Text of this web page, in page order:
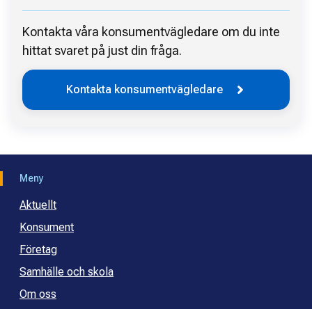
Kontakta våra konsumentvägledare om du inte
hittat svaret på just din fråga.
Kontakta konsumentvägledare
Meny
Aktuellt
Konsument
Företag
Samhälle och skola
Om oss